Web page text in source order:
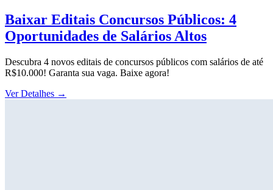
Baixar Editais Concursos Públicos: 4
Oportunidades de Salários Altos
Descubra 4 novos editais de concursos públicos com salários de até
R$10.000! Garanta sua vaga. Baixe agora!
Ver Detalhes →